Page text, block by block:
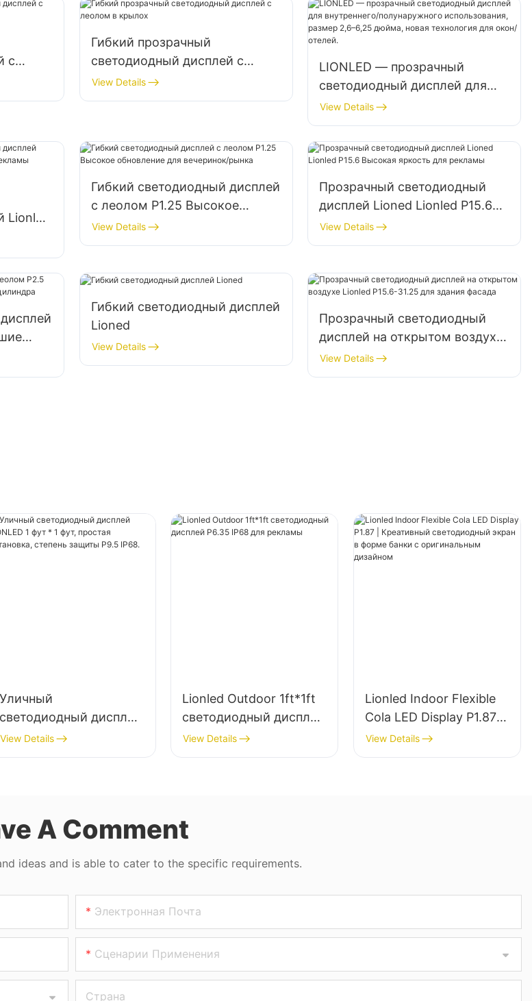
с
Гибкий прозрачный
светодиодный дисплей с
леолом в крылох
View Details
LIONLED — прозрачный
светодиодный дисплей для
внутреннего/полунаружного
использования, размер 2,6–
6,25 дюйма, новая технология
для окон/отелей.
View Details
Lionled
Гибкий светодиодный дисплей
с леолом P1.25 Высокое
обновление для вечеринок/
рынка
View Details
Прозрачный светодиодный
дисплей Lioned Lionled P15.6
Высокая яркость для рекламы
View Details
Гибкий светодиодный дисплей
Lioned
View Details
Прозрачный светодиодный
дисплей на открытом воздухе
Lionled P15.6-31.25 для здания
фасада
View Details
Уличный
светодиодный дисплей
LIONLED 1 фут * 1 фут,
простая установка,
View Details
Lionled Outdoor 1ft*1ft
светодиодный дисплей
P6.35 IP68 для
рекламы
View Details
Lionled Indoor Flexible
Cola LED Display P1.87 |
Креативный
светодиодный экран в
View Details
A Comment
ideas and is able to cater to the specific requirements.
Электронная Почта
Сценарии Применения
Страна